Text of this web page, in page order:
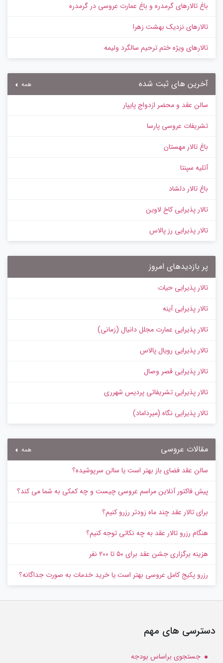
باغ تالارهای گرمدره و باغ عمارت عروسی در گرمدره
تالارهای نزدیک بهشت زهرا
تالارهای ویژه ختم ترحیم سالگرد ولیمه
آخرین های ثبت شده همه
سالن عقد و محضر ازدواج پایپار
تشریفات عروسی پارسا
باغ تالار مهستان
آتلیه سپنتا
باغ تالار دلشاد
تالار پذیرایی کاخ لاوین
تالار پذیرایی رز پالاس
پر بازدیدهای امروز
تالار پذیرایی حیات
تالار پذیرایی آینه
تالار پذیرایی عمارت مجلل دانیال (زمانی)
تالار پذیرایی رویال پالاس
تالار پذیرایی قصر وصال
تالار پذیرایی تشریفاتی پردیس شهرری
تالار پذیرایی نگاه (میرداماد)
مقالات عروسی همه
سالن عقد فضای باز بهتر است یا سالن سرپوشیده؟
پیش‌ فاکتور آنلاین مراسم عروسی چیست و چه کمکی به شما می کند؟
برای تالار عقد چند ماه زودتر رزرو کنیم؟
هنگام رزرو تالار عقد به چه نکاتی توجه کنیم؟
هزینه برگزاری جشن عقد برای ۵۰ تا ۲۰۰ نفر
رزرو پکیج کامل عروسی بهتر است یا خرید خدمات به‌ صورت جداگانه؟
دسترسی های مهم
جستجوی براساس بودجه